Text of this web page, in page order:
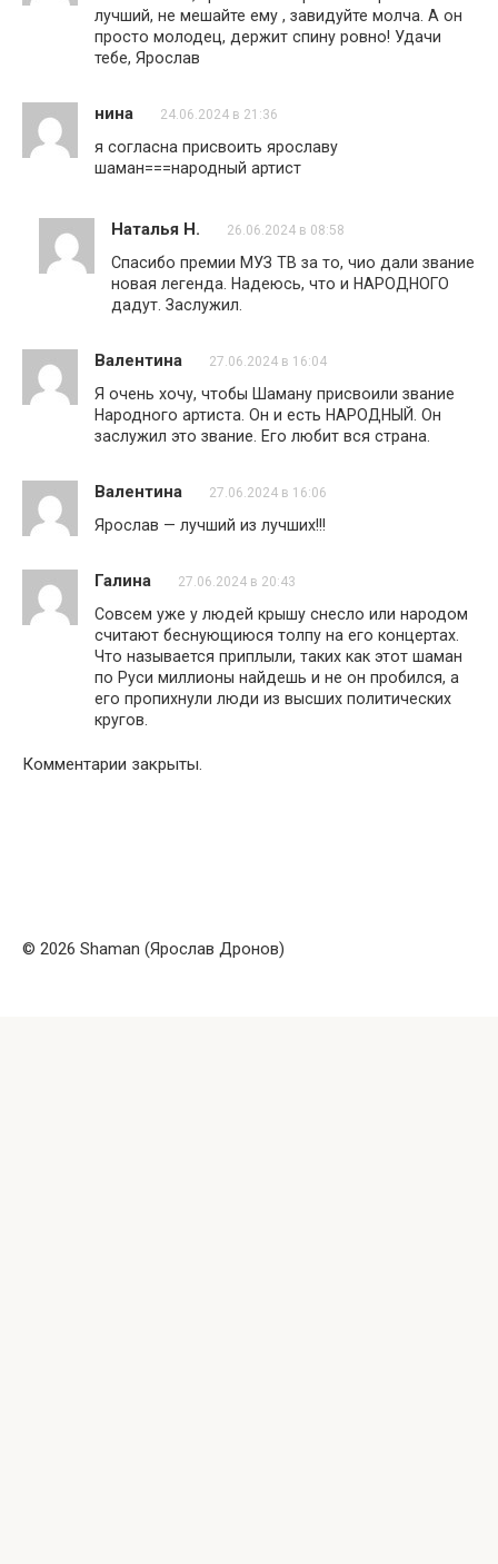
лучший, не мешайте ему , завидуйте молча. А он
просто молодец, держит спину ровно! Удачи
тебе, Ярослав
нина 24.06.2024 в 21:36
я согласна присвоить ярославу
шаман===народный артист
Наталья Н. 26.06.2024 в 08:58
Спасибо премии МУЗ ТВ за то, чио дали звание
новая легенда. Надеюсь, что и НАРОДНОГО
дадут. Заслужил.
Валентина 27.06.2024 в 16:04
Я очень хочу, чтобы Шаману присвоили звание
Народного артиста. Он и есть НАРОДНЫЙ. Он
заслужил это звание. Его любит вся страна.
Валентина 27.06.2024 в 16:06
Ярослав — лучший из лучших!!!
Галина 27.06.2024 в 20:43
Совсем уже у людей крышу снесло или народом
считают беснующиюся толпу на его концертах.
Что называется приплыли, таких как этот шаман
по Руси миллионы найдешь и не он пробился, а
его пропихнули люди из высших политических
кругов.
Комментарии закрыты.
© 2026 Shaman (Ярослав Дронов)